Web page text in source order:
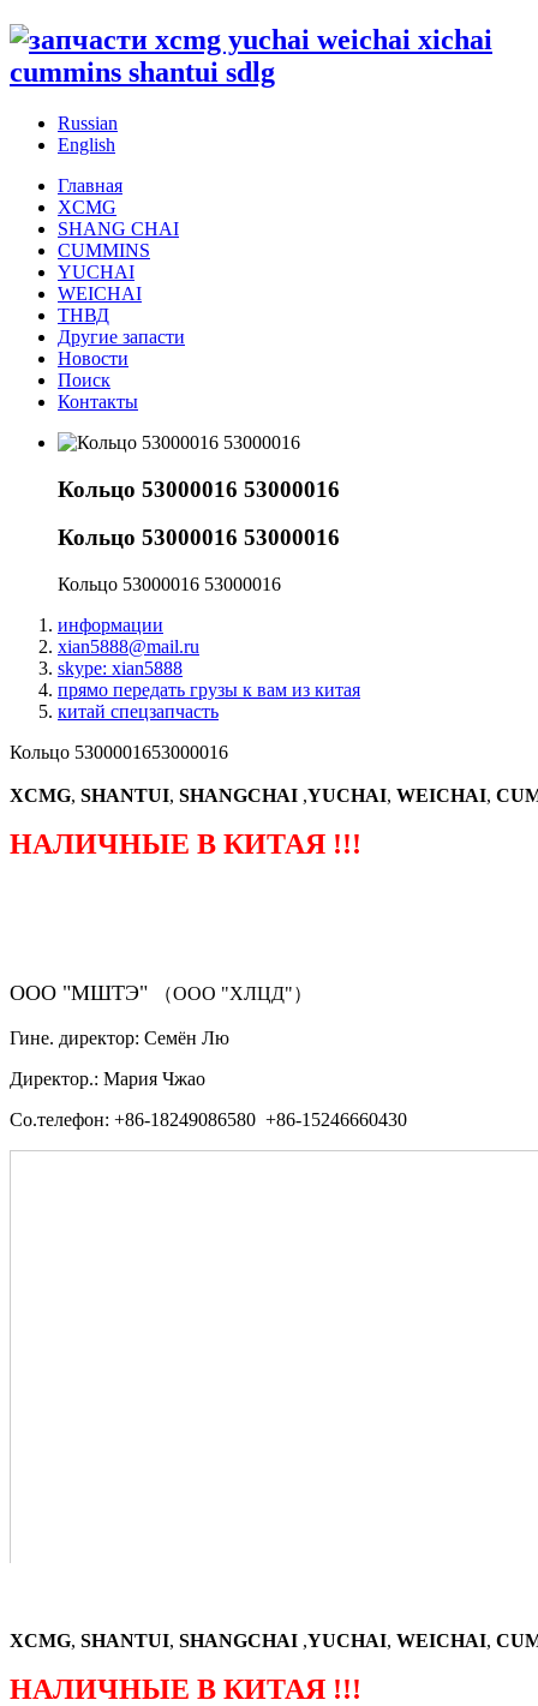
Russian
English
Главная
XCMG
SHANG CHAI
CUMMINS
YUCHAI
WEICHAI
ТНВД
Другие запасти
Новости
Поиск
Контакты
Кольцо 53000016 53000016
Кольцо 53000016 53000016
Кольцо 53000016 53000016
информации
xian5888@mail.ru
skype: xian5888
прямо передать грузы к вам из китая
китай спецзапчасть
Кольцо 5300001653000016
XCMG, SHANTUI, SHANGCHAI ,YUCHAI, WEICHAI,
НАЛИЧНЫЕ В КИТАЯ !!!
ООО "МШТЭ" （ООО "ХЛЦД"）
Гине. директор: Семён Лю
Директор.: Мария Чжао
Со.телефон: +86-18249086580 +86-15246660430
XCMG, SHANTUI, SHANGCHAI ,YUCHAI, WEICHAI,
НАЛИЧНЫЕ В КИТАЯ !!!